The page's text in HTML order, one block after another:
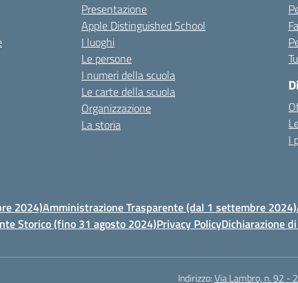
Presentazione
Apple Distinguished School
I luoghi
Le persone
I numeri della scuola
Le carte della scuola
Organizzazione
La storia
I
2024)Amministrazione Trasparente (dal 1 settembre 2024)
Storico (fino 31 agosto 2024)Privacy PolicyDichiarazione
Indirizzo:Via Lambro, n. 92 -